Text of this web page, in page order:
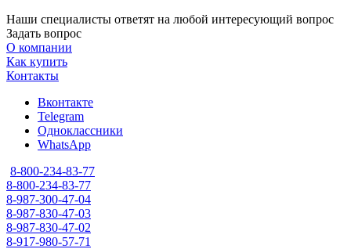
Наши специалисты ответят на любой интересующий вопрос
Задать вопрос
О компании
Как купить
Контакты
Вконтакте
Telegram
Одноклассники
WhatsApp
8-800-234-83-77
8-800-234-83-77
8-987-300-47-04
8-987-830-47-03
8-987-830-47-02
8-917-980-57-71